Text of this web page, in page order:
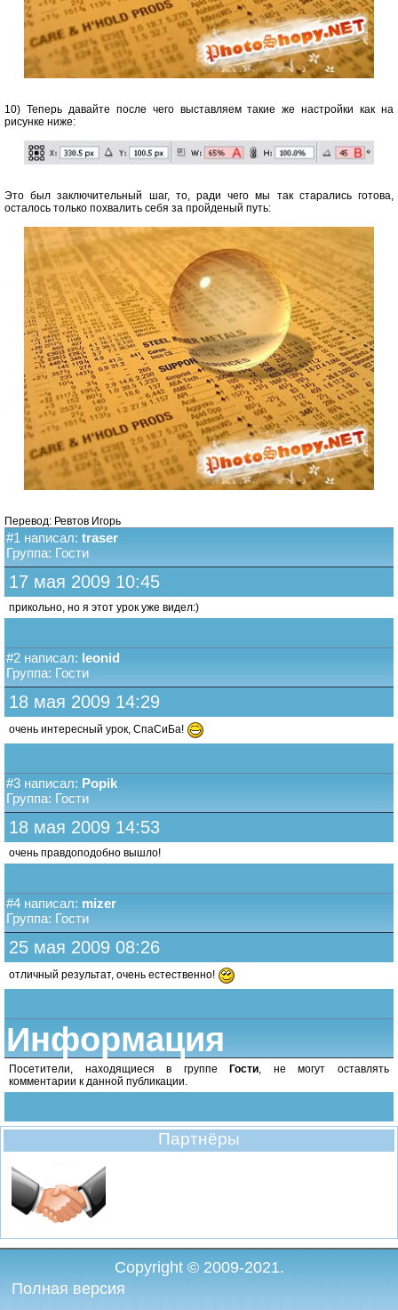
10) Теперь давайте после чего выставляем такие же настройки как на
рисунке ниже:
Это был заключительный шаг, то, ради чего мы так старались готова,
осталось только похвалить себя за пройденый путь:
Перевод: Ревтов Игорь
#1 написал: traser
Группа: Гости
17 мая 2009 10:45
прикольно, но я этот урок уже видел:)
#2 написал: leonid
Группа: Гости
18 мая 2009 14:29
очень интересный урок, СпаСиБа!
#3 написал: Popik
Группа: Гости
18 мая 2009 14:53
очень правдоподобно вышло!
#4 написал: mizer
Группа: Гости
25 мая 2009 08:26
отличный результат, очень естественно!
Информация
Посетители, находящиеся в группеГости , не могут оставлять
комментарии к данной публикации.
Партнёры
Copyright © 2009-2021.
Полная версия